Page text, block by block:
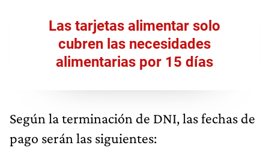
Las tarjetas alimentar solo
cubren las necesidades
alimentarias por 15 días
Según la terminación de DNI, las fechas de
pago serán las siguientes: